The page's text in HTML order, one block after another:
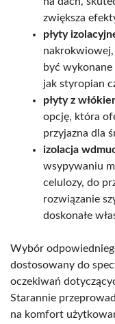
zwiększa
płyty
nakrokwiowej,
być
jak styropian
płyty z
opcję, która
przyjazna dla
izolacja
wsypywaniu
celulozy, do
rozwiązanie
doskonałe
Wybór
dostosowany do
oczekiwań
Starannie
na komfort